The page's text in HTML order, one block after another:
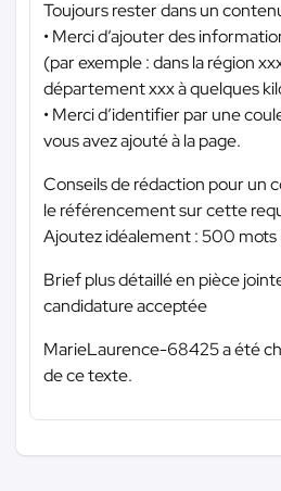
Toujours rester dans un
• Merci d’ajouter des
(par exemple : dans la région
département xxx à quelques
• Merci d’identifier par une
vous avez ajouté à la page.
Conseils de rédaction pour un
le référencement sur cette
Ajoutez idéalement : 500 mots
Brief plus détaillé en pièce
candidature acceptée
MarieLaurence-68425 a été
de ce texte.